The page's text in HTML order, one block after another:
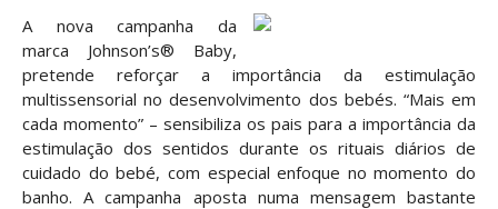
A nova campanha da
marca Johnson’s® Baby,
pretende reforçar a importância da estimulação
multissensorial no desenvolvimento dos bebés. “Mais em
cada momento” – sensibiliza os pais para a importância da
estimulação dos sentidos durante os rituais diários de
cuidado do bebé, com especial enfoque no momento do
banho.A campanha aposta numa mensagem bastante